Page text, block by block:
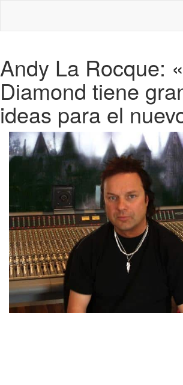
Andy La Rocque:
Diamond tiene
ideas para el